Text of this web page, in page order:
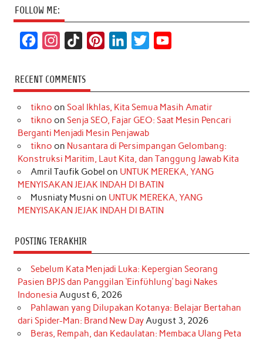
FOLLOW ME:
c
e
b
o
k
s
t
a
r
a
m
k
T
o
k
t
e
r
e
s
t
k
e
d
I
n
t
t
r
T
u
e
RECENT COMMENTS
tikno on Soal Ikhlas, Kita Semua Masih Amatir
tikno on Senja SEO, Fajar GEO: Saat Mesin Pencari
Berganti Menjadi Mesin Penjawab
tikno on Nusantara di Persimpangan Gelombang:
Konstruksi Maritim, Laut Kita, dan Tanggung Jawab Kita
Amril Taufik Gobel on UNTUK MEREKA, YANG
MENYISAKAN JEJAK INDAH DI BATIN
Musniaty Musni on UNTUK MEREKA, YANG
MENYISAKAN JEJAK INDAH DI BATIN
POSTING TERAKHIR
Sebelum Kata Menjadi Luka: Kepergian Seorang
Pasien BPJS dan Panggilan ‘Einfühlung’ bagi Nakes
Indonesia August 6, 2026
Pahlawan yang Dilupakan Kotanya: Belajar Bertahan
dari Spider-Man: Brand New DayAugust 3, 2026
Beras, Rempah, dan Kedaulatan: Membaca Ulang Peta